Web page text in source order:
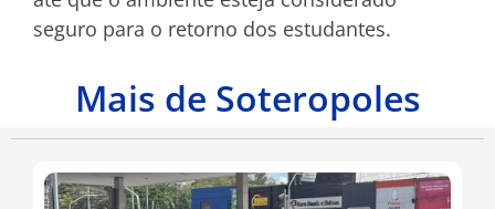
seguro para o retorno dos estudantes.
Mais de Soteropoles